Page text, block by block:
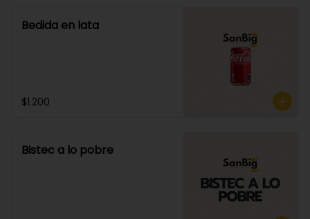
Bedida en lata
$1.200
Bistec a lo pobre